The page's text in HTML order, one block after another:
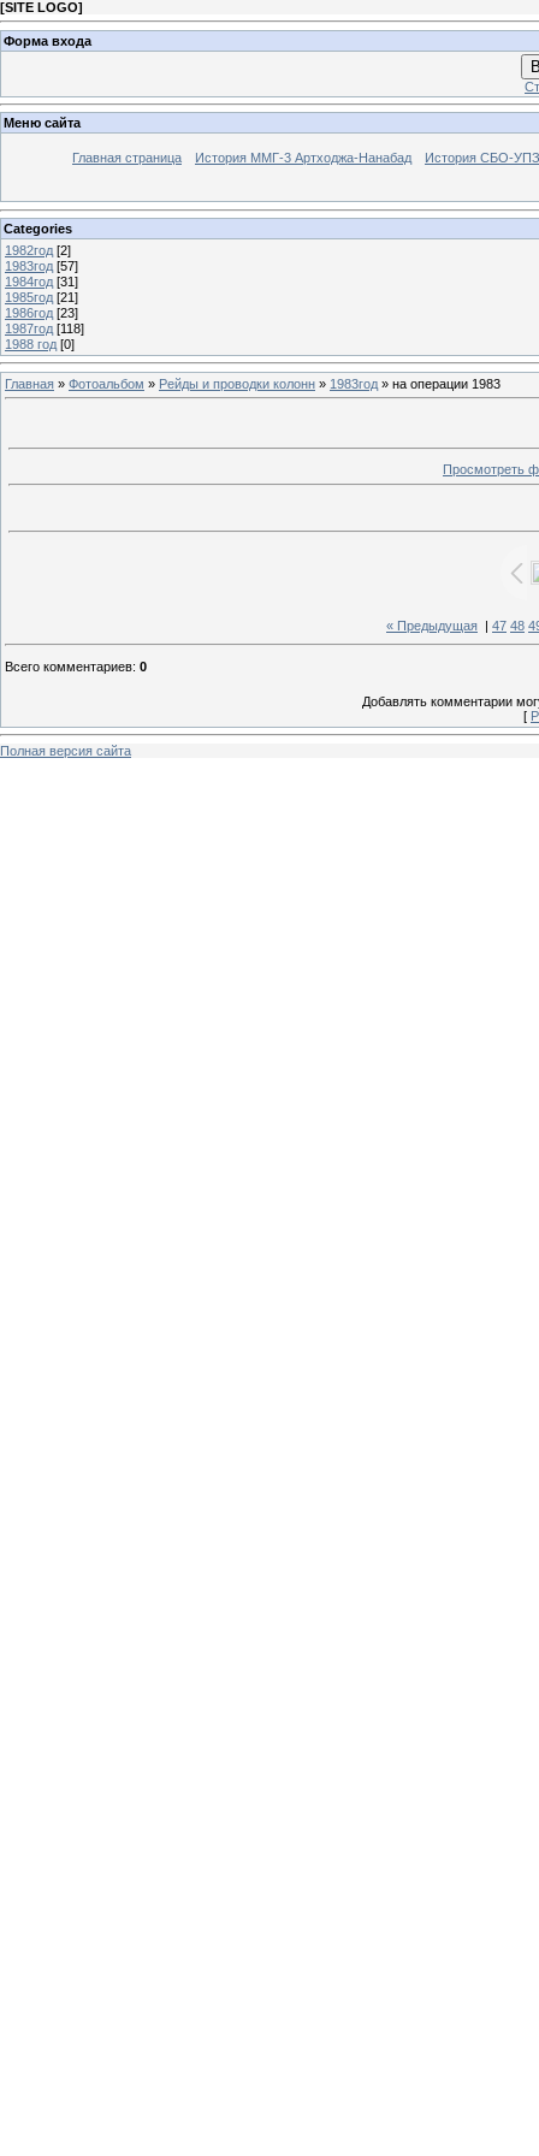
[SITE LOGO]
Форма входа
Меню сайта
Главная страница История ММГ-3 Артходжа-Нанабад История СБО-УПЗ
Categories
1982год [2]
1983год [57]
1984год [31]
1985год [21]
1986год [23]
1987год [118]
1988 год [0]
Главная » Фотоальбом » Рейды и проводки колонн » 1983год » на операции 1983
Просмотреть
« Предыдущая 47 48
Всего комментариев: 0
Добавлять комментарии
[
Полная версия сайта